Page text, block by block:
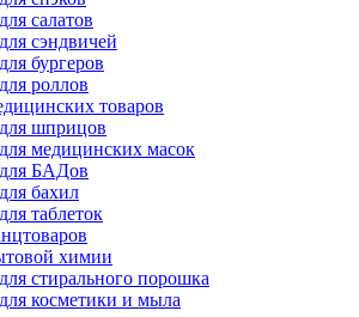
салатов
сэндвичей
бургеров
роллов
товаров
шприцов
медицинских масок
БАДов
бахил
таблеток
химии
стирального порошка
косметики и мыла